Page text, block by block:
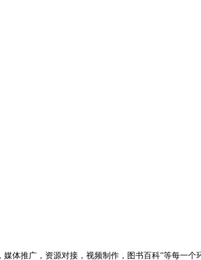
体推广，资源对接，视频制作，图书百科”等每一个